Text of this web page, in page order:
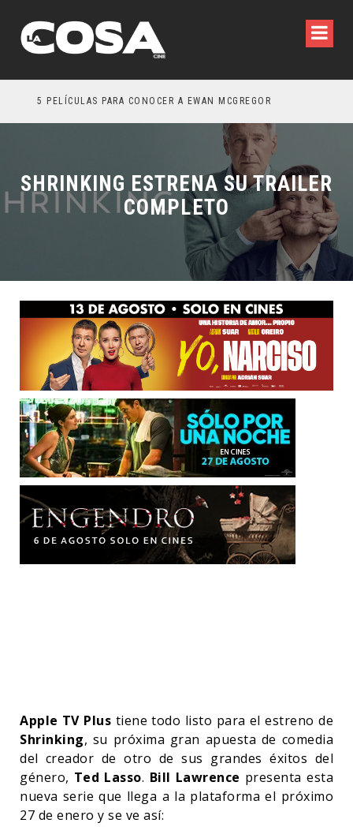
5 PELÍCULAS PARA CONOCER A EWAN MCGREGOR
SHRINKING ESTRENA SU TRAILER
COMPLETO
Apple TV Plus tiene todo listo para el estreno de
Shrinking, su próxima gran apuesta de comedia
del creador de otro de sus grandes éxitos del
género, Ted Lasso. Bill Lawrence presenta esta
nueva serie que llega a la plataforma el próximo
27 de enero y se ve así: